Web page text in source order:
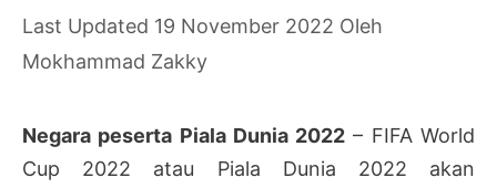
19 November 2022 Oleh
Mokhammad Zakky
Negara peserta Piala Dunia 2022 – FIFA World
Cup 2022 atau Piala Dunia 2022 akan